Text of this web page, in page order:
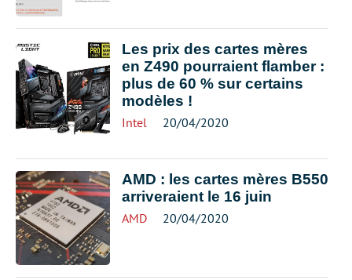
Les prix des cartes mères
en Z490 pourraient flamber :
plus de 60 % sur certains
modèles !
Intel 20/04/2020
AMD : les cartes mères B550
arriveraient le 16 juin
AMD 20/04/2020